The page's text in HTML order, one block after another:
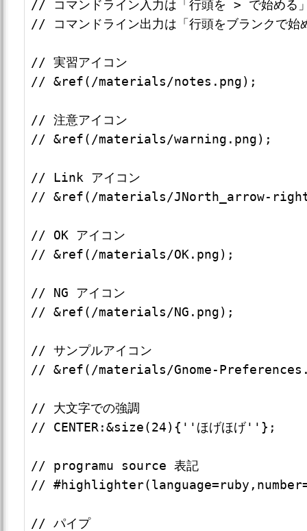
// コマンドライン入力は「行頭を > で始める
// コマンドライン出力は「行頭をブランクで始
// 実習アイコン
// &ref(/materials/notes.png);
// 注意アイコン
// &ref(/materials/warning.png);
// Link アイコン
// &ref(/materials/JNorth_arrow-
// OK アイコン
// &ref(/materials/OK.png);
// NG アイコン
// &ref(/materials/NG.png);
// サンプルアイコン
// &ref(/materials/Gnome-
// 大文字での強調
// CENTER:&size(24){''ほげほげ''};
// programu source 表記
//
// パイプ